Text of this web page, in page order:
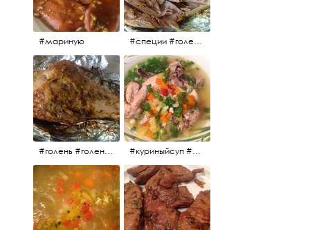
#мариную #специи #голень #голеньиндейки #индейка #мясо #еда #завтрак #голеньиндейкивфольге
#голень #голеньиндейки #голеньиндейкивфольге #индейка #завтрак #еда #мясо #куриныйсуп #еда #ужин #можнокушать